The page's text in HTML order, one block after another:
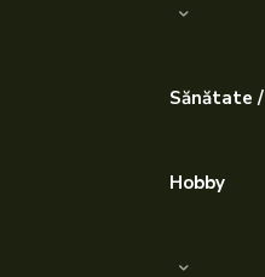
Sănătate /
Hobby